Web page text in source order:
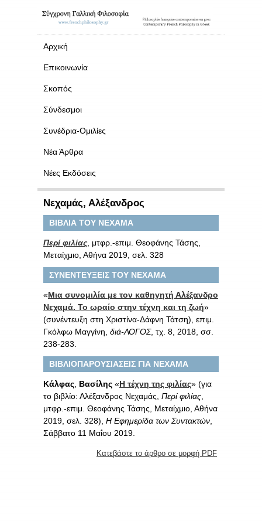
Αρχική
Επικοινωνία
Σκοπός
Σύνδεσμοι
Συνέδρια-Ομιλίες
Νέα Άρθρα
Νέες Εκδόσεις
Νεχαμάς, Αλέξανδρος
ΒΙΒΛΙΑ ΤΟΥ ΝΕΧΑΜΑ
Περί φιλίας , μτφρ.-επιμ. Θεοφάνης Τάσης,
Μεταίχμιο, Αθήνα 2019, σελ. 328
ΣΥΝΕΝΤΕΥΞΕΙΣ ΤΟΥ ΝΕΧΑΜΑ
«Μια συνομιλία με τον καθηγητή Αλέξανδρο
Νεχαμά. Το ωραίο στην τέχνη και τη ζωή»
(συνέντευξη στη Χριστίνα-Δάφνη Τάτση), επιμ.
Γκόλφω Μαγγίνη, διά-ΛΟΓΟΣ, τχ. 8, 2018, σσ.
238-283.
ΒΙΒΛΙΟΠΑΡΟΥΣΙΑΣΕΙΣ ΓΙΑ ΝΕΧΑΜΑ
Κάλφας Βασίλης «Η τέχνη της φιλίας» (για
το βιβλίο: Αλέξανδρος Νεχαμάς, Περί φιλίας
μτφρ.-επιμ. Θεοφάνης Τάσης, Μεταίχμιο, Αθήνα
2019, σελ. 328), Η Εφημερίδα των Συντακτών
Σάββατο 11 Μαΐου 2019.
Κατεβάστε το άρθρο σε μορφή PDF